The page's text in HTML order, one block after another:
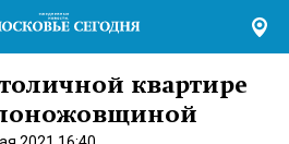
квартире